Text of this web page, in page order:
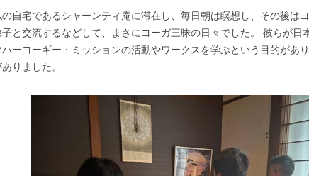
自宅であるシャーンティ庵に滞在し、毎日朝は瞑想し、その後は
子と交流するなどして、まさにヨーガ三昧の日々でした。 彼らが日
ーヨーギー・ミッションの活動やワークスを学ぶという目的があ
りました。